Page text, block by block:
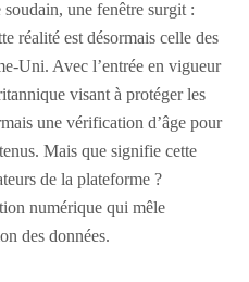
une fenêtre surgit :
réalité est désormais celle des
Uni. Avec l’entrée en vigueur
visant à protéger les
une vérification d’âge pour
Mais que signifie cette
de la plateforme ?
numérique qui mêle
des données.